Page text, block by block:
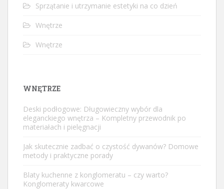
Sprzątanie i utrzymanie estetyki na co dzień
Wnętrze
Wnętrze
WNĘTRZE
Deski podłogowe: Długowieczny wybór dla
eleganckiego wnętrza – Kompletny przewodnik po
materiałach i pielęgnacji
Jak skutecznie zadbać o czystość dywanów? Domowe
metody i praktyczne porady
Blaty kuchenne z konglomeratu – czy warto?
Konglomeraty kwarcowe